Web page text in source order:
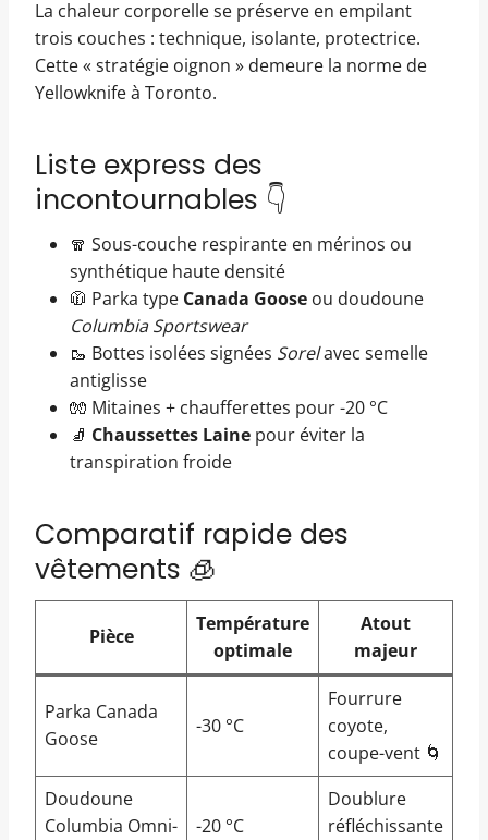
La chaleur corporelle se préserve en empilant
trois couches : technique, isolante, protectrice.
Cette « stratégie oignon » demeure la norme de
Yellowknife à Toronto.
Liste express des
incontournables 👇
🧣 Sous-couche respirante en mérinos ou
synthétique haute densité
🧥 Parka type Canada Goose ou doudoune
Columbia Sportswear
🥾 Bottes isolées signées Sorelavec semelle
antiglisse
🧤 Mitaines + chaufferettes pour -20 °C
🧦 Chaussettes Laine pour éviter la
transpiration froide
Comparatif rapide des
vêtements 🧊
Pièce
Température
optimale
Atout
majeur
Parka Canada
Goose
-30 °C
Fourrure
coyote,
coupe-vent 🌀
Doudoune
Columbia Omni-
-20 °C
Doublure
réfléchissante